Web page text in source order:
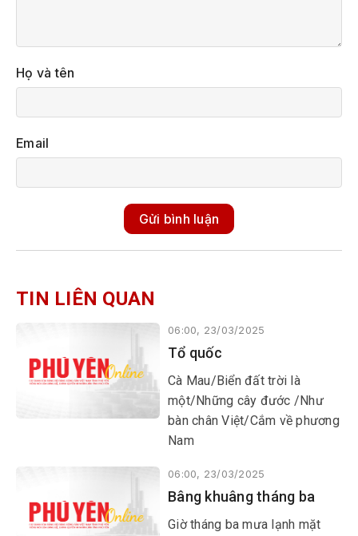
Họ và tên
Email
Gửi bình luận
TIN LIÊN QUAN
06:00, 23/03/2025
Tổ quốc
​​​​​​​Cà Mau/Biển đất trời là
một/Những cây đước /Như
bàn chân Việt/Cắm về phương
Nam
06:00, 23/03/2025
Bâng khuâng tháng ba
​​​​​​​Giờ tháng ba mưa lạnh mặt